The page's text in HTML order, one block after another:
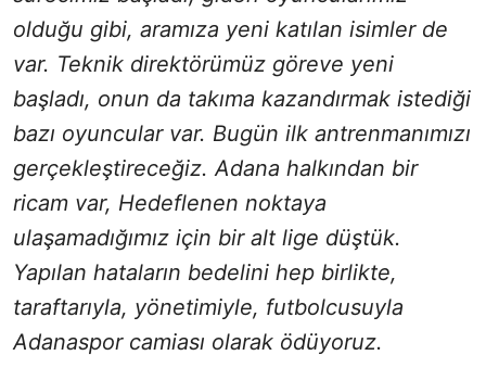
olduğu gibi, aramıza yeni katılan isimler de
var. Teknik direktörümüz göreve yeni
başladı, onun da takıma kazandırmak istediği
bazı oyuncular var. Bugün ilk antrenmanımızı
gerçekleştireceğiz. Adana halkından bir
ricam var, Hedeflenen noktaya
ulaşamadığımız için bir alt lige düştük.
Yapılan hataların bedelini hep birlikte,
taraftarıyla, yönetimiyle, futbolcusuyla
Adanaspor camiası olarak ödüyoruz.